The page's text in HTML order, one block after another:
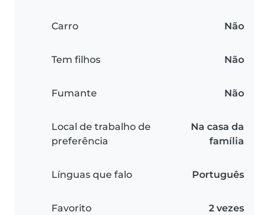
Carro Não
Tem filhos Não
Fumante Não
Local de trabalho de
preferência
Na casa da
família
Línguas que falo Português
Favorito 2 vezes